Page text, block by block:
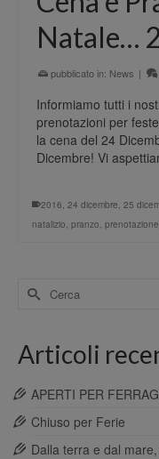
Natale…
pubblicato in: News |
Informiamo tutti i
prenotazioni per
la cena del 24
Dicembre! Vi
2016, 24 dicembre, 25
natalizio, pranzo, prenotazione
Cerca
per:
Articoli
APERTI PER
Chiuso per Ferie
Dalla terra e dal